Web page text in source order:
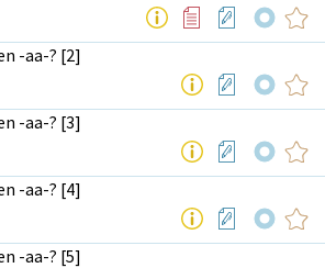
-aa-? [2]
-aa-? [3]
-aa-? [4]
-aa-? [5]